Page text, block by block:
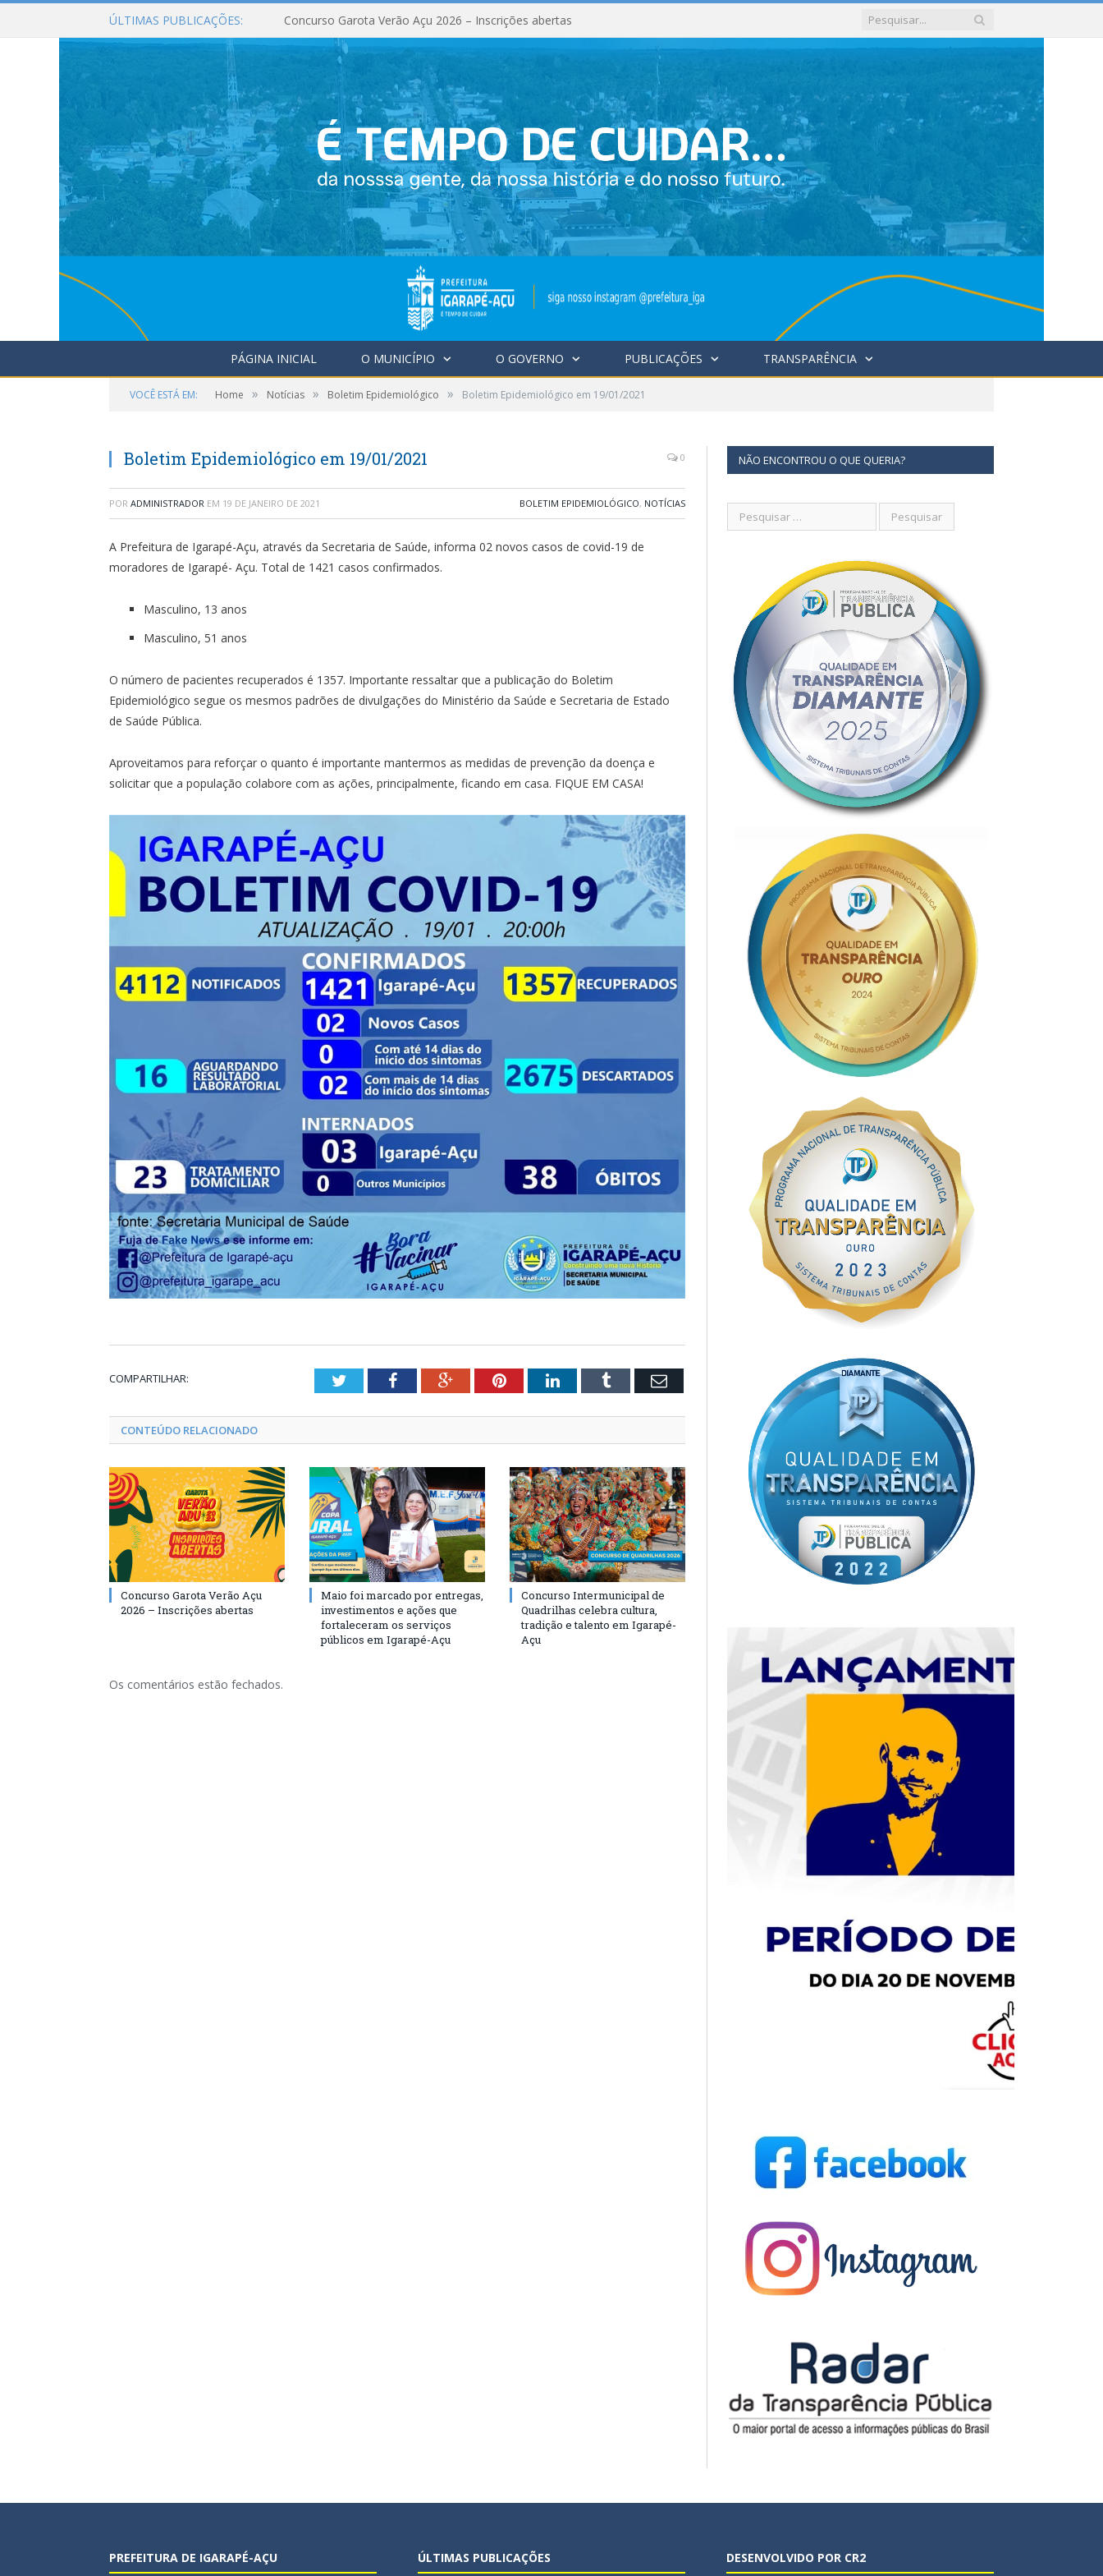
ÚLTIMAS PUBLICAÇÕES: Concurso Garota Verão Açu 2026 – Inscrições abertas
PÁGINA INICIAL O MUNICÍPIO O GOVERNO PUBLICAÇÕES TRANSPARÊNCIA
VOCÊ ESTÁ EM: Home » Notícias » Boletim Epidemiológico » Boletim Epidemiológico em 19/01/2021
Boletim Epidemiológico em 19/01/2021 0
POR ADMINISTRADOR EM 19 DE JANEIRO DE 2021 BOLETIM EPIDEMIOLÓGICO, NOTÍCIAS
A Prefeitura de Igarapé-Açu, através da Secretaria de Saúde, informa 02 novos casos de covid-19 de
moradores de Igarapé- Açu. Total de 1421 casos confirmados.
Masculino, 13 anos
Masculino, 51 anos
O número de pacientes recuperados é 1357. Importante ressaltar que a publicação do Boletim
Epidemiológico segue os mesmos padrões de divulgações do Ministério da Saúde e Secretaria de Estado
de Saúde Pública.
Aproveitamos para reforçar o quanto é importante mantermos as medidas de prevenção da doença e
solicitar que a população colabore com as ações, principalmente, ficando em casa. FIQUE EM CASA!
COMPARTILHAR: TwitterFacebookGoogle+PinterestLinkedInTumblr Email
CONTEÚDO RELACIONADO
Concurso Garota Verão Açu
2026 – Inscrições abertas
Maio foi marcado por entregas,
investimentos e ações que
fortaleceram os serviços
públicos em Igarapé-Açu
Concurso Intermunicipal de
Quadrilhas celebra cultura,
tradição e talento em Igarapé-
Açu
Os comentários estão fechados.
NÃO ENCONTROU O QUE QUERIA?
PREFEITURA DE IGARAPÉ-AÇU ÚLTIMAS PUBLICAÇÕES DESENVOLVIDO POR CR2